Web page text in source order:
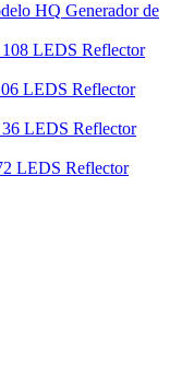
Generador de
Reflector
Reflector
Reflector
Reflector